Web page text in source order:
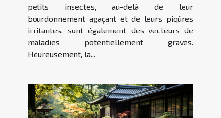
petits insectes, au-delà de leur
bourdonnement agaçant et de leurs piqûres
irritantes, sont également des vecteurs de
maladies potentiellement graves.
Heureusement, la...